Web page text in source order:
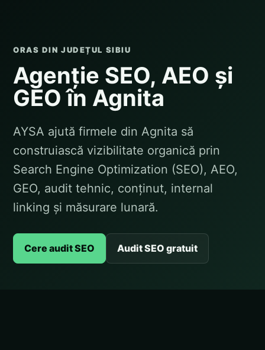
ORAS DIN JUDEȚUL SIBIU
Agenție SEO, AEO și
GEO în Agnita
AYSA ajută firmele din Agnita să
construiască vizibilitate organică prin
Search Engine Optimization (SEO), AEO,
GEO, audit tehnic, conținut, internal
linking și măsurare lunară.
Cere audit SEO Audit SEO gratuit